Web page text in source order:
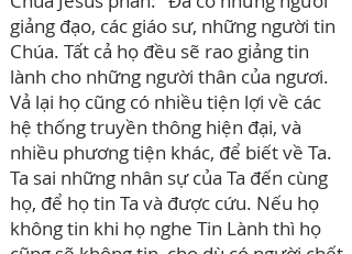
giảng đạo, các giáo sư, những người tin
Chúa. Tất cả họ đều sẽ rao giảng tin
lành cho những người thân của ngươi.
Vả lại họ cũng có nhiều tiện lợi về các
hệ thống truyền thông hiện đại, và
nhiều phương tiện khác, để biết về Ta.
Ta sai những nhân sự của Ta đến cùng
họ, để họ tin Ta và được cứu. Nếu họ
không tin khi họ nghe Tin Lành thì họ